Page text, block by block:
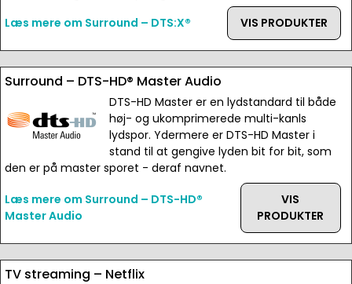
Læs mere om Surround – DTS:X®
VIS PRODUKTER
Surround – DTS-HD® Master Audio
DTS-HD Master er en lydstandard til både
høj- og ukomprimerede multi-kanls
lydspor. Ydermere er DTS-HD Master i
stand til at gengive lyden bit for bit, som
den er på master sporet - deraf navnet.
Læs mere om Surround – DTS-HD®
Master Audio
VIS
PRODUKTER
TV streaming – Netflix